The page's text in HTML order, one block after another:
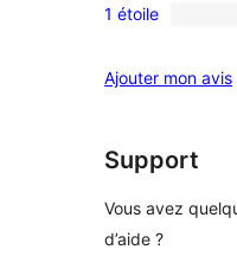
étoiles
4
à
étoile
avis
2
1
à
étoile
1 étoile
Ajouter mon avis
Support
Vous avez
d’aide ?